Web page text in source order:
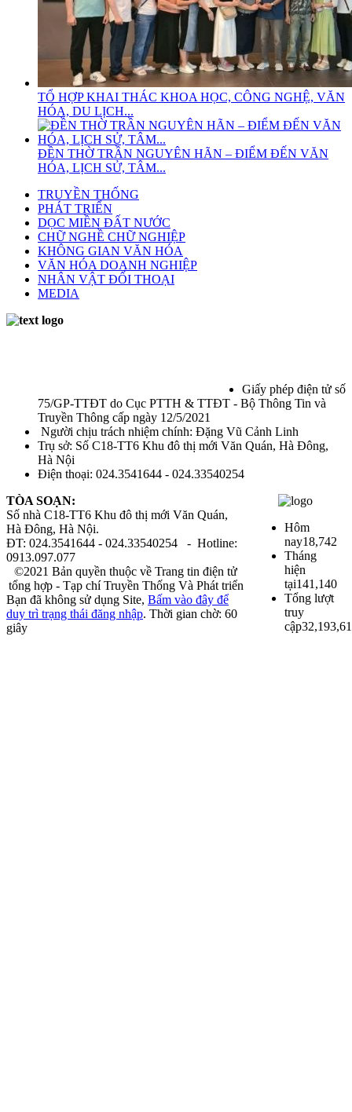
TỔ HỢP KHAI THÁC KHOA HỌC, CÔNG NGHỆ, VĂN
HÓA, DU LỊCH...
ĐỀN THỜ TRẦN NGUYÊN HÃN – ĐIỂM ĐẾN VĂN
HÓA, LỊCH SỬ, TÂM...
TRUYỀN THỐNG
PHÁT TRIỂN
DỌC MIỀN ĐẤT NƯỚC
CHỮ NGHỀ CHỮ NGHIỆP
KHÔNG GIAN VĂN HÓA
VĂN HÓA DOANH NGHIỆP
NHÂN VẬT ĐỐI THOẠI
MEDIA
Giấy phép điện tử số
75/GP-TTĐT do Cục PTTH & TTĐT - Bộ Thông Tin và
Truyền Thông cấp ngày 12/5/2021
Người chịu trách nhiệm chính: Đặng Vũ Cảnh Linh
Trụ sở: Số C18-TT6 Khu đô thị mới Văn Quán, Hà Đông,
Hà Nội
Điện thoại: 024.3541644 - 024.33540254
TÒA SOẠN:
Số nhà C18-TT6 Khu đô thị mới Văn Quán,
Hà Đông, Hà Nội.
ĐT: 024.3541644 - 024.33540254 - Hotline:
0913.097.077
Hôm
nay18,742
Tháng
hiện
tại141,140
Tổng lượt
truy
cập
©2021 Bản quyền thuộc về Trang tin điện tử
tổng hợp - Tạp chí Truyền Thống Và Phát triển
Bạn đã không sử dụng Site, Bấm vào đây để
duy trì trạng thái đăng nhập. Thời gian chờ: 60
giây